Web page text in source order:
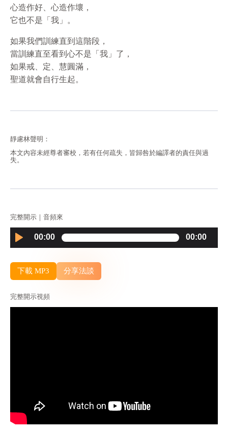
心造作好、心造作壞，
它也不是「我」。
如果我們訓練直到這階段，
當訓練直至看到心不是「我」了，
如果戒、定、慧圓滿，
聖道就會自行生起。
靜慮林聲明：
本文內容未經尊者審校，若有任何疏失，皆歸咎於編譯者的責任與過
失。
完整開示｜音頻來
Audio
Player
00:00 00:00
下載 MP3 分享法談
完整開示視頻